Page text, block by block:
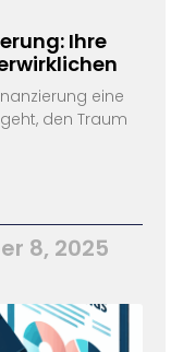
Ihre
eine
den Traum
8, 2025